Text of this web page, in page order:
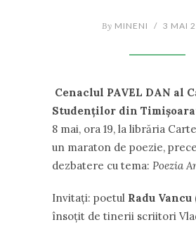
By MINENI / 3 MAI
Cenaclul PAVEL DAN al
Studenţilor din Timişoara
8 mai, ora 19, la librăria
un maraton de poezie,
dezbatere cu tema: Poezia
Invitaţi: poetul Radu Vancu
însoţit de tinerii scriitori